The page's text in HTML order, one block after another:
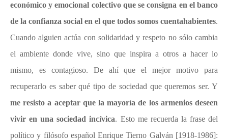
económico y emocional colectivo que se consigna en el banco
de la confianza social en el que todos somos cuentahabientes.
Cuando alguien actúa con solidaridad y respeto no sólo cambia
el ambiente donde vive, sino que inspira a otros a hacer lo
mismo, es contagioso. De ahí que el mejor motivo para
recuperarlo es saber qué tipo de sociedad que queremos ser. Y
me resisto a aceptar que la mayoría de los armenios deseen
vivir en una sociedad incívica. Esto me recuerda la frase del
político y filósofo españolEnrique Tierno Galván [1918-1986]: